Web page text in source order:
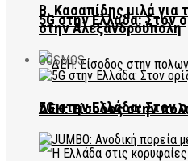
5G στην Ελλάδα: Στον
ΔΕΗ: Είσοδος στην
Β. Κασαπίδης μιλά για
στην Αλεξανδρούπολη
COSMOS
5G στην Ελλάδα: Στον